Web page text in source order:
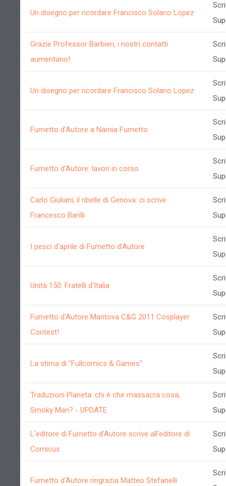
Un disegno per ricordare Francisco Solano Lopez
Grazie Professor Barbieri, i nostri contatti
aumentano!
Un disegno per ricordare Francisco Solano Lopez
Fumetto d'Autore a Narnia Fumetto
Fumetto d'Autore: lavori in corso
Carlo Giuliani, il ribelle di Genova: ci scrive
Francesco Barilli
I pesci d'aprile di Fumetto d'Autore
Unità 150: Fratelli d'Italia
Fumetto d'Autore Mantova C&G 2011 Cosplayer
Contest!
La stima di "Fullcomics & Games"
Traduzioni Planeta: chi è che massacra cosa,
Smoky Man? - UPDATE
L'editore di Fumetto d'Autore scrive all'editore di
Comicus
Fumetto d'Autore ringrazia Matteo Stefanelli